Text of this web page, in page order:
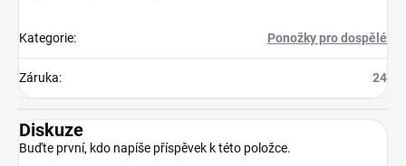
Kategorie: Ponožky pro dospělé
Záruka: 24
Diskuze
Buďte první, kdo napíše příspěvek k této položce.